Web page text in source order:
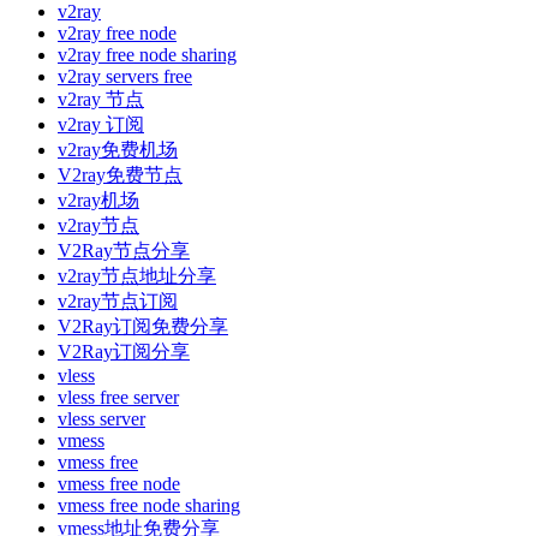
v2ray
v2ray free node
v2ray free node sharing
v2ray servers free
v2ray 节点
v2ray 订阅
v2ray免费机场
V2ray免费节点
v2ray机场
v2ray节点
V2Ray节点分享
v2ray节点地址分享
v2ray节点订阅
V2Ray订阅免费分享
V2Ray订阅分享
vless
vless free server
vless server
vmess
vmess free
vmess free node
vmess free node sharing
vmess地址免费分享